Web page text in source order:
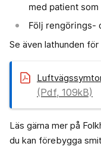
med patient
Följ rengörings-
Se även lathunden
(Pdf, 109kB)
Läs gärna mer på
du kan förebygga